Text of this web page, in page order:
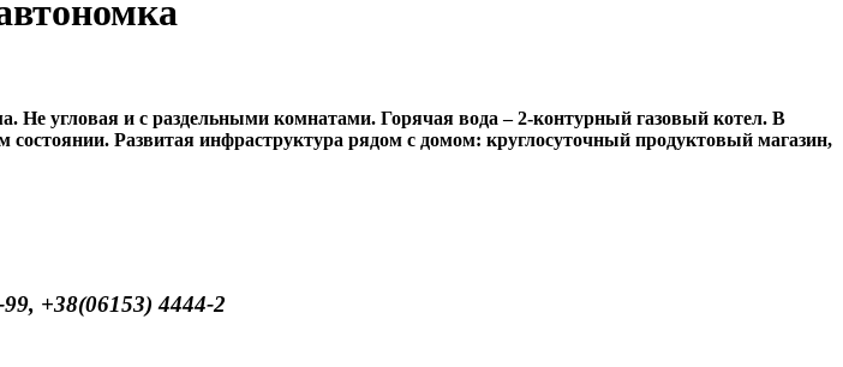
Не угловая и с раздельными комнатами. Горячая вода – 2-контурный газовый котел. В
Развитая инфраструктура рядом с домом: круглосуточный продуктовый магазин,
+38(06153) 4444-2